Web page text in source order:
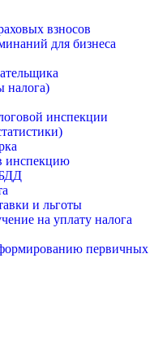
взносов
для бизнеса
инспекции
инспекцию
и льготы
на уплату налога
первичных